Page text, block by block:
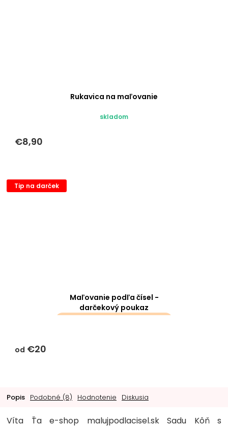
Rukavica na maľovanie
skladom
€8,90
Tip na darček
Maľovanie podľa čísel -
darčekový poukaz
od €20
Popis Podobné (8) Hodnotenie Diskusia
Víta Ťa e-shop malujpodlacisel.sk Sadu Kôň s